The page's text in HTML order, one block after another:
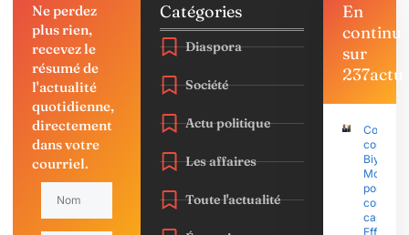
Ne perdez
plus rien,
recevez le
résumé de
l'actualité
quotidienne,
directement
dans votre
courriel.
Catégories
Diaspora
Société
Actu politique
Les affaires
Toute l'actualité
En
continu
sur
237actu
Coup
contre
Biya :
porte
contre le
Effoudou